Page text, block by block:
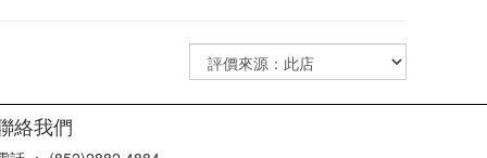
絡我們